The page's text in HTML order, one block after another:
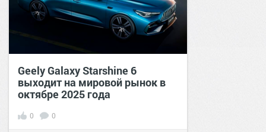
Geely Galaxy Starshine 6
выходит на мировой рынок в
октябре 2025 года
0 0